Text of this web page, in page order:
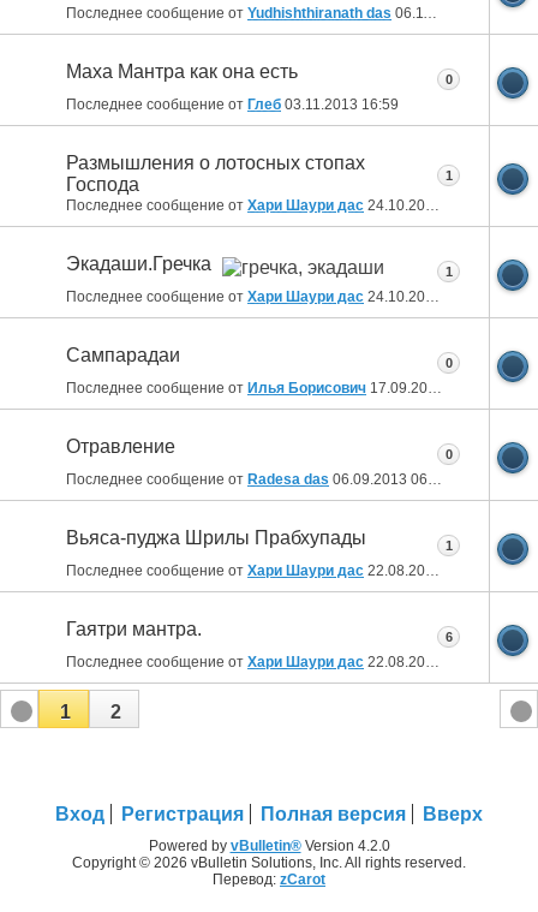
Последнее сообщение от Yudhishthiranath das 06.11.2013 23:52
Маха Мантра как она есть
Последнее сообщение от Глеб 03.11.2013 16:59
0
Размышления о лотосных стопах
Господа
Последнее сообщение от Хари Шаури дас 24.10.2013
1
Экадаши.Гречка
Последнее сообщение от Хари Шаури дас 24.10.2013
1
Сампарадаи
Последнее сообщение от Илья Борисович 17.09.2013
0
Отравление
Последнее сообщение от Radesa das 06.09.2013 06:04
0
Вьяса-пуджа Шрилы Прабхупады
Последнее сообщение от Хари Шаури дас 22.08.2013
1
Гаятри мантра.
Последнее сообщение от Хари Шаури дас 22.08.2013
6
1 2
Вход Регистрация Полная версия Вверх
Powered by vBulletin®Version 4.2.0
Copyright © 2026 vBulletin Solutions, Inc. All rights reserved.
Перевод: zCarot